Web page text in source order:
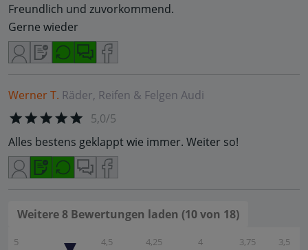
Freundlich und zuvorkommend.
Gerne wieder
Werner T. Räder, Reifen & Felgen Audi
5,0/5
Alles bestens geklappt wie immer. Weiter so!
Weitere 8 Bewertungen laden (10 von 18)
5 4,5 4,25 4 3,75 3,5